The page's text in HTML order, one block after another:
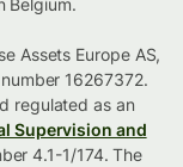
Assets Europe AS,
16267372.
regulated as an
Supervision and
4.1-1/174. The